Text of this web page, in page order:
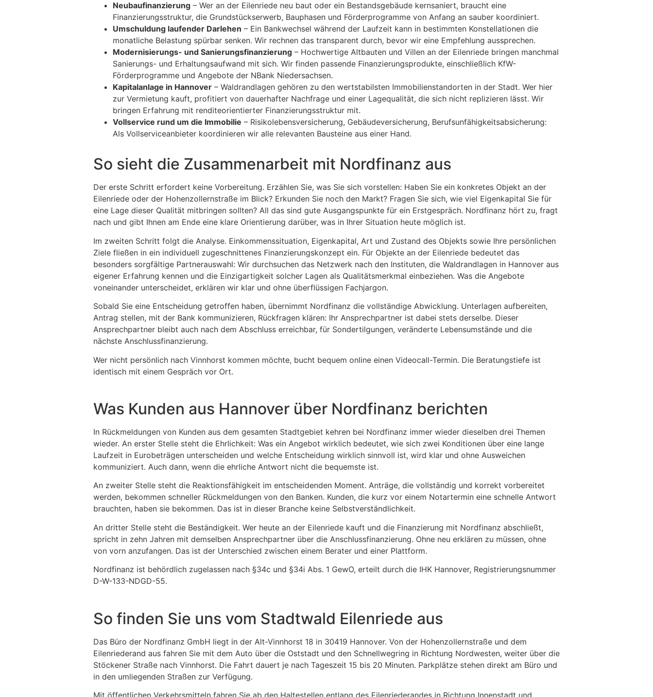
Neubaufinanzierung – Wer an der Eilenriede neu baut oder ein Bestandsgebäude kernsaniert, braucht eine
Finanzierungsstruktur, die Grundstückserwerb, Bauphasen und Förderprogramme von Anfang an sauber koordiniert.
Umschuldung laufender Darlehen – Ein Bankwechsel während der Laufzeit kann in bestimmten Konstellationen die
monatliche Belastung spürbar senken. Wir rechnen das transparent durch, bevor wir eine Empfehlung aussprechen.
Modernisierungs- und Sanierungsfinanzierung – Hochwertige Altbauten und Villen an der Eilenriede bringen manchmal
Sanierungs- und Erhaltungsaufwand mit sich. Wir finden passende Finanzierungsprodukte, einschließlich KfW-
Förderprogramme und Angebote der NBank Niedersachsen.
Kapitalanlage in Hannover – Waldrandlagen gehören zu den wertstabilsten Immobilienstandorten in der Stadt. Wer hier
zur Vermietung kauft, profitiert von dauerhafter Nachfrage und einer Lagequalität, die sich nicht replizieren lässt. Wir
bringen Erfahrung mit renditeorientierter Finanzierungsstruktur mit.
Vollservice rund um die Immobilie – Risikolebensversicherung, Gebäudeversicherung, Berufsunfähigkeitsabsicherung:
Als Vollserviceanbieter koordinieren wir alle relevanten Bausteine aus einer Hand.
So sieht die Zusammenarbeit mit Nordfinanz aus
Der erste Schritt erfordert keine Vorbereitung. Erzählen Sie, was Sie sich vorstellen: Haben Sie ein konkretes Objekt an der
Eilenriede oder der Hohenzollernstraße im Blick? Erkunden Sie noch den Markt? Fragen Sie sich, wie viel Eigenkapital Sie für
eine Lage dieser Qualität mitbringen sollten? All das sind gute Ausgangspunkte für ein Erstgespräch. Nordfinanz hört zu, fragt
nach und gibt Ihnen am Ende eine klare Orientierung darüber, was in Ihrer Situation heute möglich ist.
Im zweiten Schritt folgt die Analyse. Einkommenssituation, Eigenkapital, Art und Zustand des Objekts sowie Ihre persönlichen
Ziele fließen in ein individuell zugeschnittenes Finanzierungskonzept ein. Für Objekte an der Eilenriede bedeutet das
besonders sorgfältige Partnerauswahl: Wir durchsuchen das Netzwerk nach den Instituten, die Waldrandlagen in Hannover aus
eigener Erfahrung kennen und die Einzigartigkeit solcher Lagen als Qualitätsmerkmal einbeziehen. Was die Angebote
voneinander unterscheidet, erklären wir klar und ohne überflüssigen Fachjargon.
Sobald Sie eine Entscheidung getroffen haben, übernimmt Nordfinanz die vollständige Abwicklung. Unterlagen aufbereiten,
Antrag stellen, mit der Bank kommunizieren, Rückfragen klären: Ihr Ansprechpartner ist dabei stets derselbe. Dieser
Ansprechpartner bleibt auch nach dem Abschluss erreichbar, für Sondertilgungen, veränderte Lebensumstände und die
nächste Anschlussfinanzierung.
Wer nicht persönlich nach Vinnhorst kommen möchte, bucht bequem online einen Videocall-Termin. Die Beratungstiefe ist
identisch mit einem Gespräch vor Ort.
Was Kunden aus Hannover über Nordfinanz berichten
In Rückmeldungen von Kunden aus dem gesamten Stadtgebiet kehren bei Nordfinanz immer wieder dieselben drei Themen
wieder. An erster Stelle steht die Ehrlichkeit: Was ein Angebot wirklich bedeutet, wie sich zwei Konditionen über eine lange
Laufzeit in Eurobeträgen unterscheiden und welche Entscheidung wirklich sinnvoll ist, wird klar und ohne Ausweichen
kommuniziert. Auch dann, wenn die ehrliche Antwort nicht die bequemste ist.
An zweiter Stelle steht die Reaktionsfähigkeit im entscheidenden Moment. Anträge, die vollständig und korrekt vorbereitet
werden, bekommen schneller Rückmeldungen von den Banken. Kunden, die kurz vor einem Notartermin eine schnelle Antwort
brauchten, haben sie bekommen. Das ist in dieser Branche keine Selbstverständlichkeit.
An dritter Stelle steht die Beständigkeit. Wer heute an der Eilenriede kauft und die Finanzierung mit Nordfinanz abschließt,
spricht in zehn Jahren mit demselben Ansprechpartner über die Anschlussfinanzierung. Ohne neu erklären zu müssen, ohne
von vorn anzufangen. Das ist der Unterschied zwischen einem Berater und einer Plattform.
Nordfinanz ist behördlich zugelassen nach §34c und §34i Abs. 1 GewO, erteilt durch die IHK Hannover, Registrierungsnummer
D-W-133-NDGD-55.
So finden Sie uns vom Stadtwald Eilenriede aus
Das Büro der Nordfinanz GmbH liegt in der Alt-Vinnhorst 18 in 30419 Hannover. Von der Hohenzollernstraße und dem
Eilenriederand aus fahren Sie mit dem Auto über die Oststadt und den Schnellwegring in Richtung Nordwesten, weiter über die
Stöckener Straße nach Vinnhorst. Die Fahrt dauert je nach Tageszeit 15 bis 20 Minuten. Parkplätze stehen direkt am Büro und
in den umliegenden Straßen zur Verfügung.
Mit öffentlichen Verkehrsmitteln fahren Sie ab den Haltestellen entlang des Eilenriederandes in Richtung Innenstadt und